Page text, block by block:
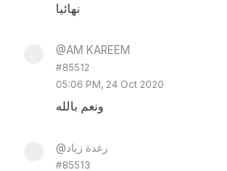
نهائيا
@AM KAREEM
#85512
05:06 PM, 24 Oct 2020
ونعم بالله
@رغدة زياد
#85513